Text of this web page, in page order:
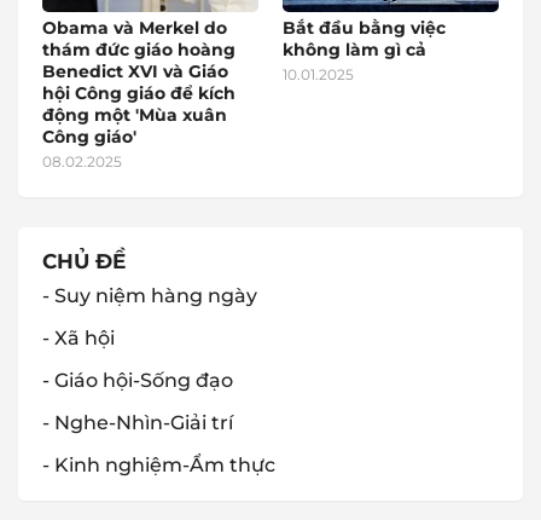
Obama và Merkel do
thám đức giáo hoàng
Benedict XVI và Giáo
hội Công giáo để kích
động một 'Mùa xuân
Công giáo'
08.02.2025
Bắt đầu bằng việc
không làm gì cả
10.01.2025
CHỦ ĐỀ
- Suy niệm hàng ngày
- Xã hội
- Giáo hội-Sống đạo
- Nghe-Nhìn-Giải trí
- Kinh nghiệm-Ẩm thực